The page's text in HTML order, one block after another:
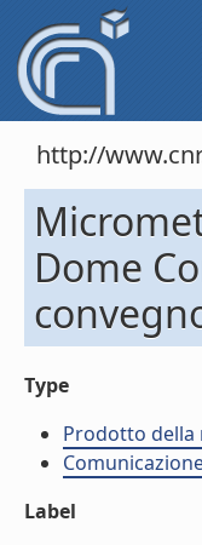
http://
Dome
Type
Prodotto della
Label